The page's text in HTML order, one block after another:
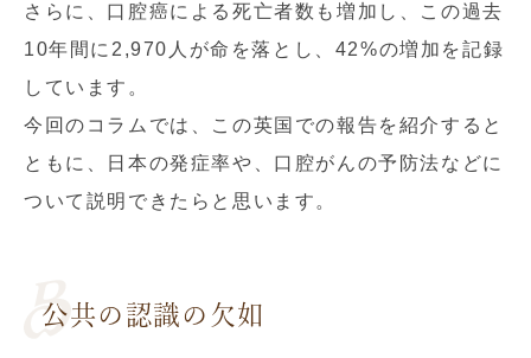
さらに、口腔癌による死亡者数も増加し、この過去
10年間に2,970人が命を落とし、42%の増加を記録
しています。
今回のコラムでは、この英国での報告を紹介すると
ともに、日本の発症率や、口腔がんの予防法などに
ついて説明できたらと思います。
公共の認識の欠如